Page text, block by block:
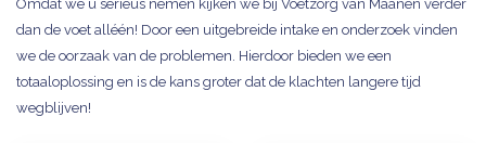
Omdat we u serieus nemen kijken we bij Voetzorg van Maanen verder
dan de voet alléén! Door een uitgebreide intake en onderzoek vinden
we de oorzaak van de problemen. Hierdoor bieden we een
totaaloplossing en is de kans groter dat de klachten langere tijd
wegblijven!